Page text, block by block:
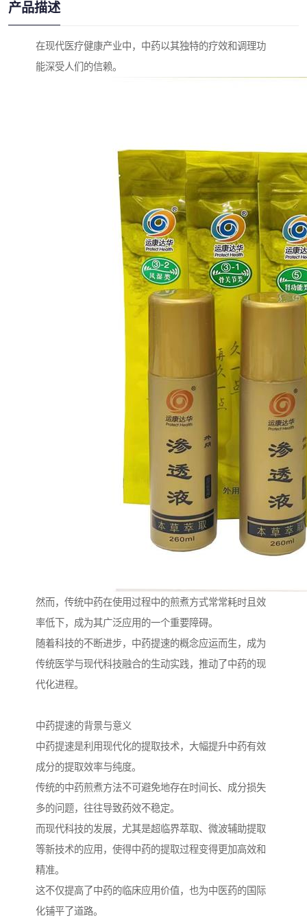
产品描述
在现代医疗健康产业中，中药以其独特的疗效和调理功
能深受人们的信赖。
然而，传统中药在使用过程中的煎煮方式常常耗时且效
率低下，成为其广泛应用的一个重要障碍。
随着科技的不断进步，中药提速的概念应运而生，成为
传统医学与现代科技融合的生动实践，推动了中药的现
代化进程。
中药提速的背景与意义
中药提速是利用现代化的提取技术，大幅提升中药有效
成分的提取效率与纯度。
传统的中药煎煮方法不可避免地存在时间长、成分损失
多的问题，往往导致药效不稳定。
而现代科技的发展，尤其是超临界萃取、微波辅助提取
等新技术的应用，使得中药的提取过程变得更加高效和
精准。
这不仅提高了中药的临床应用价值，也为中医药的国际
化铺平了道路。